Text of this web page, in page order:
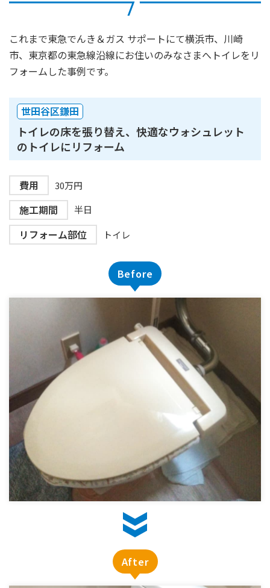
これまで東急でんき＆ガス サポートにて横浜市、川崎
市、東京都の東急線沿線にお住いのみなさまへトイレをリ
フォームした事例です。
世田谷区鎌田
トイレの床を張り替え、快適なウォシュレット
のトイレにリフォーム
費用 30万円
施工期間 半日
リフォーム部位 トイレ
Before
After